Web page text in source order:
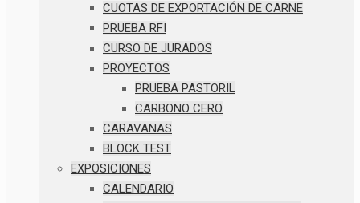
CUOTAS DE EXPORTACIÓN DE CARNE
PRUEBA RFI
CURSO DE JURADOS
PROYECTOS
PRUEBA PASTORIL
CARBONO CERO
CARAVANAS
BLOCK TEST
EXPOSICIONES
CALENDARIO